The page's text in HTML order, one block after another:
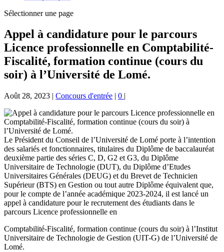
Sélectionner une page
Appel à candidature pour le parcours
Licence professionnelle en Comptabilité-
Fiscalité, formation continue (cours du
soir) à l’Université de Lomé.
Août 28, 2023 | Concours d'entrée | 0 |
Le Président du Conseil de l’Université de Lomé porte à l’intention
des salariés et fonctionnaires, titulaires du Diplôme de baccalauréat
deuxième partie des séries C, D, G2 et G3, du Diplôme
Universitaire de Technologie (DUT), du Diplôme d’Etudes
Universitaires Générales (DEUG) et du Brevet de Technicien
Supérieur (BTS) en Gestion ou tout autre Diplôme équivalent que,
pour le compte de l’année académique 2023-2024, il est lancé un
appel à candidature pour le recrutement des étudiants dans le
parcours Licence professionnelle en
Comptabilité-Fiscalité, formation continue (cours du soir) à l’Institut
Universitaire de Technologie de Gestion (UIT-G) de l’Université de
Lomé.